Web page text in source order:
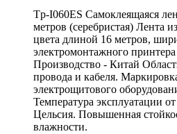
Tp-I060ES Самоклеящаяся
метров (серебристая) Лента
цвета длиной 16 метров,
электромонтажного
Производство - Китай
провода и кабеля.
электрощитового
Температура эксплуатации
Цельсия. Повышенная
влажности.